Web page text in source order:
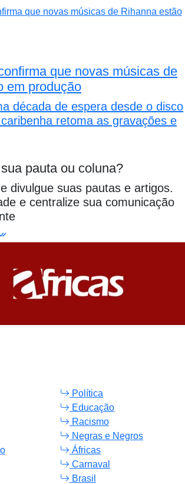
que novas músicas de
em produção
década de espera desde o disco
retoma as gravações e
pauta ou coluna?
divulgue suas pautas e artigos.
e centralize sua comunicação
Política
Educação
Racismo
Negras e Negros
Áfricas
Carnaval
Brasil